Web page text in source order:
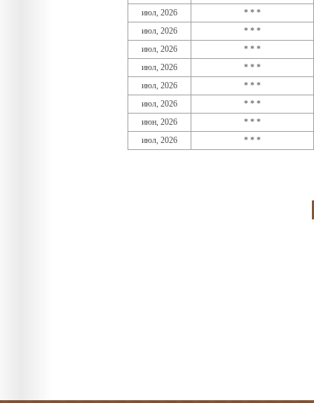
июл, 2026
* * *
июл, 2026
* * *
июл, 2026
* * *
июл, 2026
* * *
июл, 2026
* * *
июл, 2026
* * *
июн, 2026
* * *
июл, 2026
* * *